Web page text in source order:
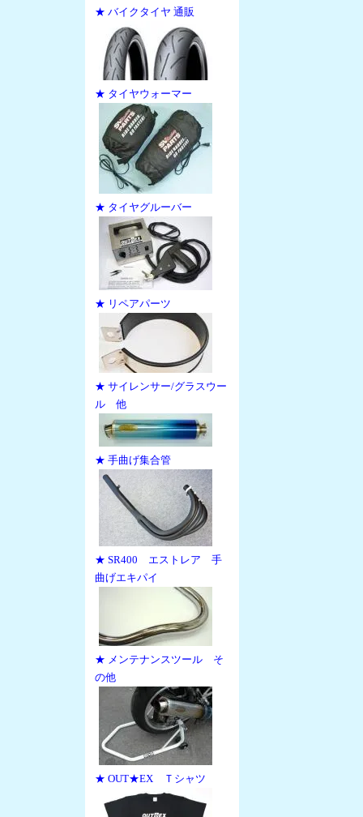
★ バイクタイヤ 通販
★ タイヤウォーマー
★ タイヤグルーバー
★ リペアパーツ
★ サイレンサー/グラスウー
ル 他
★ 手曲げ集合管
★ SR400 エストレア 手
曲げエキパイ
★ メンテナンスツール そ
の他
★ OUT★EX Ｔシャツ